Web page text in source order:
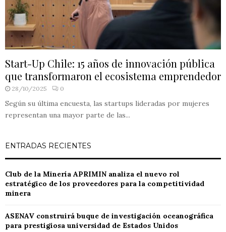
Start-Up Chile: 15 años de innovación pública
que transformaron el ecosistema emprendedor
28/10/2025 0
Según su última encuesta, las startups lideradas por mujeres
representan una mayor parte de las...
ENTRADAS RECIENTES
Club de la Minería APRIMIN analiza el nuevo rol
estratégico de los proveedores para la competitividad
minera
ASENAV construirá buque de investigación oceanográfica
para prestigiosa universidad de Estados Unidos